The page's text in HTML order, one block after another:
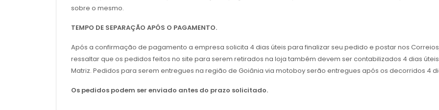
sobre o mesmo.
TEMPO DE SEPARAÇÃO APÓS O PAGAMENTO.
Após a confirmação de pagamento a empresa solicita 4 dias úteis para finalizar seu pedido e postar nos
ressaltar que os pedidos feitos no site para serem retirados na loja também devem ser contabilizados 4 dias
Matriz. Pedidos para serem entregues na região de Goiânia via motoboy serão entregues após os decorridos 4
Os pedidos podem ser enviado antes do prazo solicitado.